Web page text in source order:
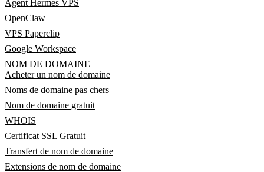
Agent Hermes VPS
OpenClaw
VPS Paperclip
Google Workspace
NOM DE DOMAINE
Acheter un nom de domaine
Noms de domaine pas chers
Nom de domaine gratuit
WHOIS
Certificat SSL Gratuit
Transfert de nom de domaine
Extensions de nom de domaine